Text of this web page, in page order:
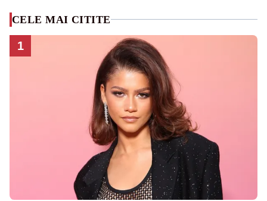
CELE MAI CITITE
1